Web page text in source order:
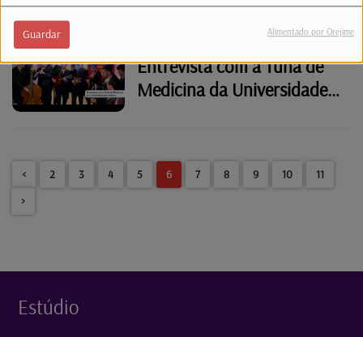
Guardar Alimentado por Orejime
Entrevista com a Tuna de
Medicina da Universidade
< 2 3 4 5 6 7 8 9 10
11
>
Estúdio